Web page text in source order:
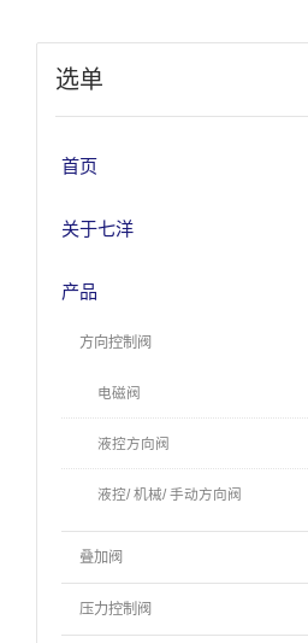
选单
首页
关于七洋
产品
方向控制阀
电磁阀
液控方向阀
液控/ 机械/ 手动方向阀
叠加阀
压力控制阀